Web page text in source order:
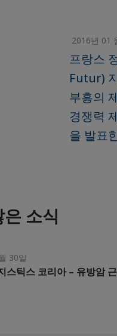
2016년 01
프랑스
Futur)
부흥의
경쟁력
을 발표
은 소식
30일
스틱스 코리아 – 유방암